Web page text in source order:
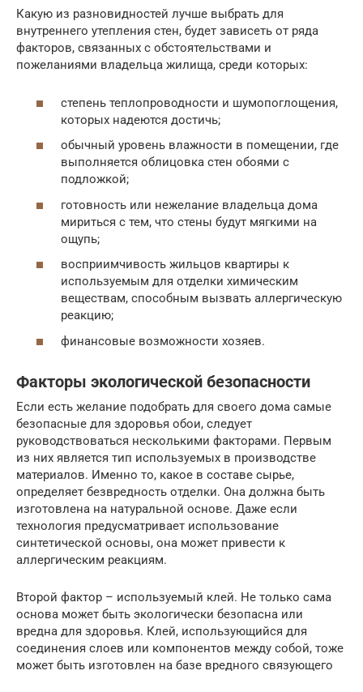
Какую из разновидностей лучше выбрать для
внутреннего утепления стен, будет зависеть от ряда
факторов, связанных с обстоятельствами и
пожеланиями владельца жилища, среди которых:
степень теплопроводности и шумопоглощения,
которых надеются достичь;
обычный уровень влажности в помещении, где
выполняется облицовка стен обоями с
подложкой;
готовность или нежелание владельца дома
мириться с тем, что стены будут мягкими на
ощупь;
восприимчивость жильцов квартиры к
используемым для отделки химическим
веществам, способным вызвать аллергическую
реакцию;
финансовые возможности хозяев.
Факторы экологической безопасности
Если есть желание подобрать для своего дома самые
безопасные для здоровья обои, следует
руководствоваться несколькими факторами. Первым
из них является тип используемых в производстве
материалов. Именно то, какое в составе сырье,
определяет безвредность отделки. Она должна быть
изготовлена на натуральной основе. Даже если
технология предусматривает использование
синтетической основы, она может привести к
аллергическим реакциям.
Второй фактор – используемый клей. Не только сама
основа может быть экологически безопасна или
вредна для здоровья. Клей, использующийся для
соединения слоев или компонентов между собой, тоже
может быть изготовлен на базе вредного связующего